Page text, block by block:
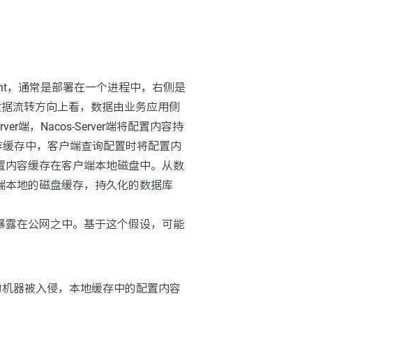
，通常是部署在一个进程中，右侧是
流转方向上看，数据由业务应用侧
端，Nacos-Server端将配置内容持
存中，客户端查询配置时将配置内
容缓存在客户端本地磁盘中。从数
地的磁盘缓存，持久化的数据库
在公网之中。基于这个假设，可能
器被入侵，本地缓存中的配置内容